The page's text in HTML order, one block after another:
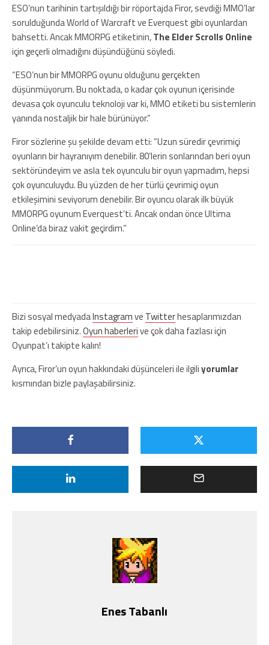
ESO’nun tarihinin tartışıldığı bir röportajda Firor, sevdiği MMO’lar
sorulduğunda World of Warcraft ve Everquest gibi oyunlardan
bahsetti. Ancak MMORPG etiketinin,The Elder Scrolls Online
için geçerli olmadığını düşündüğünü söyledi.
“ESO’nun bir MMORPG oyunu olduğunu gerçekten
düşünmüyorum. Bu noktada, o kadar çok oyunun içerisinde
devasa çok oyunculu teknoloji var ki, MMO etiketi bu sistemlerin
yanında nostaljik bir hale bürünüyor.”
Firor sözlerine şu şekilde devam etti: “Uzun süredir çevrimiçi
oyunların bir hayranıyım denebilir. 80’lerin sonlarından beri oyun
sektöründeyim ve asla tek oyunculu bir oyun yapmadım, hepsi
çok oyunculuydu. Bu yüzden de her türlü çevrimiçi oyun
etkileşimini seviyorum denebilir. Bir oyuncu olarak ilk büyük
MMORPG oyunum Everquest’ti. Ancak ondan önce Ultima
Online’da biraz vakit geçirdim.”
Bizi sosyal medyadaInstagramve Twitterhesaplarımızdan
takip edebilirsiniz.Oyun haberlerive çok daha fazlası için
Oyunpat’ı takipte kalın!
Ayrıca, Firor’un oyun hakkındaki düşünceleri ile ilgiliyorumlar
kısmından bizle paylaşabilirsiniz.
Enes Tabanlı